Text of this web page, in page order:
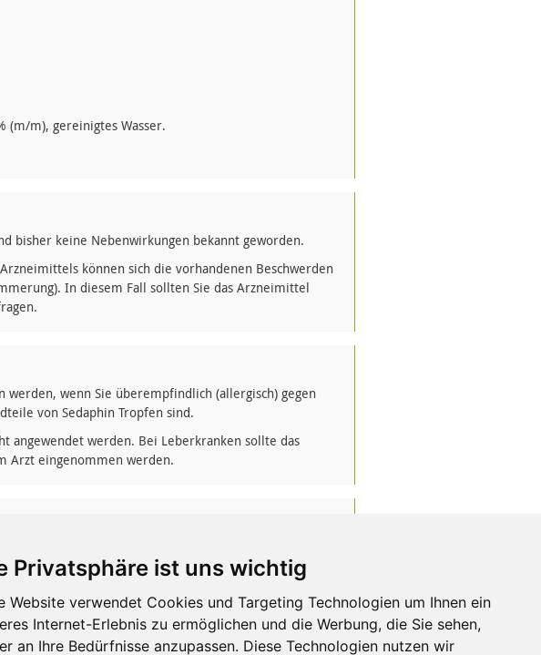
Privatsphäre ist uns wichtig
Website verwendet Cookies und Targeting Technologien um Ihnen ein
Internet-Erlebnis zu ermöglichen und die Werbung, die Sie sehen,
an Ihre Bedürfnisse anzupassen. Diese Technologien nutzen wir
(m/m), gereinigtes Wasser.
bisher keine Nebenwirkungen bekannt geworden.
können sich die vorhandenen Beschwerden
In diesem Fall sollten Sie das Arzneimittel
wenn Sie überempfindlich (allergisch) gegen
von Sedaphin Tropfen sind.
angewendet werden. Bei Leberkranken sollte das
Arzt eingenommen werden.
kann durch allgemein schädigende Faktoren in der
ungünstig beeinflusst werden.
wenn Sie andere Arzneimittel einnehmen bzw.
sich um nicht verschreibungspflichtige Arzneimittel